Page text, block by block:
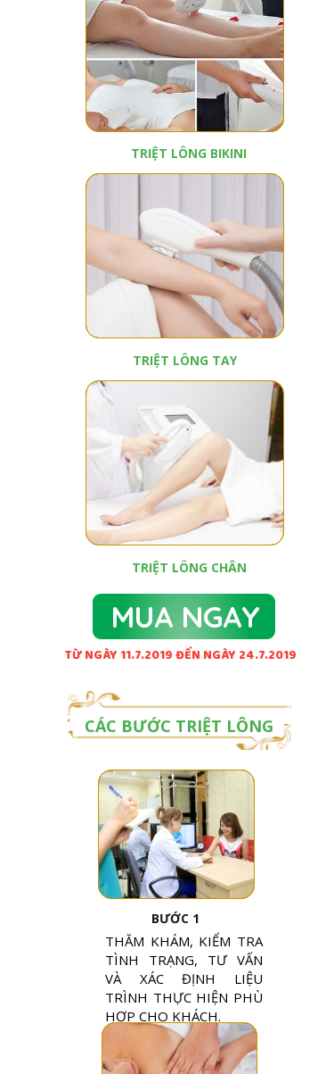
TRIỆT LÔNG BIKINI
TRIỆT LÔNG TAY
TRIỆT LÔNG CHÂN
MUA NGAY
TỪ NGÀY 11.7.2019 ĐẾN NGÀY 24.7.2019
CÁC BƯỚC TRIỆT LÔNG
THĂM KHÁM, KIỂM TRA
TÌNH TRẠNG, TƯ VẤN
VÀ XÁC ĐỊNH LIỆU
TRÌNH THỰC HIỆN PHÙ
HỢP CHO KHÁCH.
BƯỚC 1